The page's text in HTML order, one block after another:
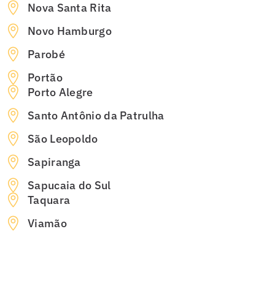
Nova Santa Rita
Novo Hamburgo
Parobé
Portão
Porto Alegre
Santo Antônio da Patrulha
São Leopoldo
Sapiranga
Sapucaia do Sul
Taquara
Viamão